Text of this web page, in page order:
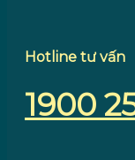
Hotline tư vấn
1900